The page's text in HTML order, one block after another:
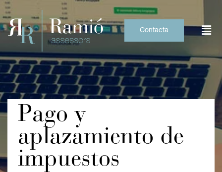
Skip
to
content
Contacta
Pago y
aplazamiento de
impuestos